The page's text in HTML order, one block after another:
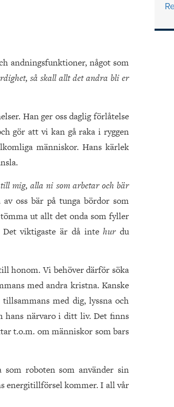
andningsfunktioner, något som
så skall allt det andra bli er
Han ger oss daglig förlåtelse
gör att vi kan gå raka i ryggen
människor. Hans kärlek
mig, alla ni som arbetar och bär
av oss bär på tunga bördor som
ut allt det onda som fyller
Det viktigaste är då intehurdu
honom. Vi behöver därför söka
med andra kristna. Kanske
med dig, lyssna och
hans närvaro i ditt liv. Det finns
t.o.m. om människor som bars
roboten som använder sin
energitillförsel kommer. I all vår